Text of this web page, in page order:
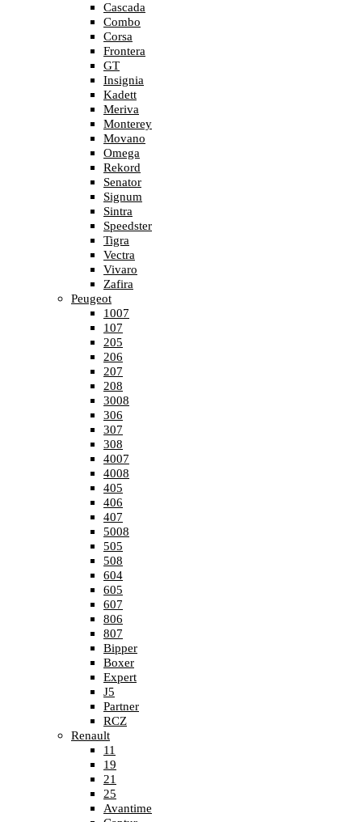
Cascada
Combo
Corsa
Frontera
GT
Insignia
Kadett
Meriva
Monterey
Movano
Omega
Rekord
Senator
Signum
Sintra
Speedster
Tigra
Vectra
Vivaro
Zafira
Peugeot
1007
107
205
206
207
208
3008
306
307
308
4007
4008
405
406
407
5008
505
508
604
605
607
806
807
Bipper
Boxer
Expert
J5
Partner
RCZ
Renault
11
19
21
25
Avantime